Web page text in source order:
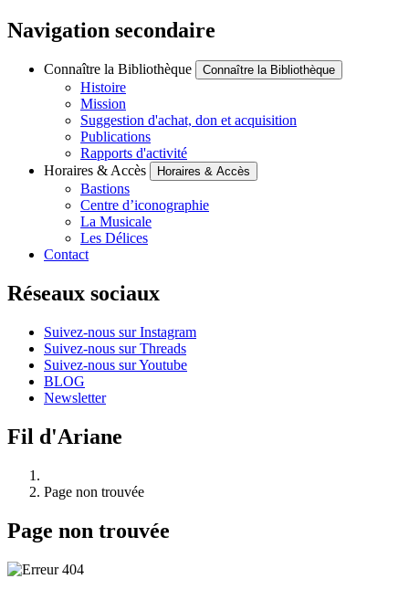
Navigation secondaire
Connaître la Bibliothèque Connaître la Bibliothèque
Histoire
Mission
Suggestion d'achat, don et acquisition
Publications
Rapports d'activité
Horaires & Accès
Horaires & Accès
Bastions
Centre d’iconographie
La Musicale
Les Délices
Contact
Réseaux sociaux
Suivez-nous sur Instagram
Suivez-nous sur Threads
Suivez-nous sur Youtube
BLOG
Newsletter
Fil d'Ariane
Page non trouvée
Page non trouvée